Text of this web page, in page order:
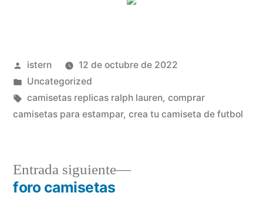
Publicado
por
istern
12 de octubre de 2022
Publicado
en
Uncategorized
Etiquetas:
camisetas replicas ralph lauren, comprar
camisetas para estampar, crea tu camiseta de futbol
Navegación
Entrada siguiente
Entrada
foro camisetas